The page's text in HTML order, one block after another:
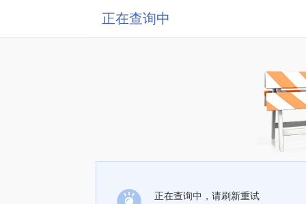
正在查询中
正在查询中，请刷新重试